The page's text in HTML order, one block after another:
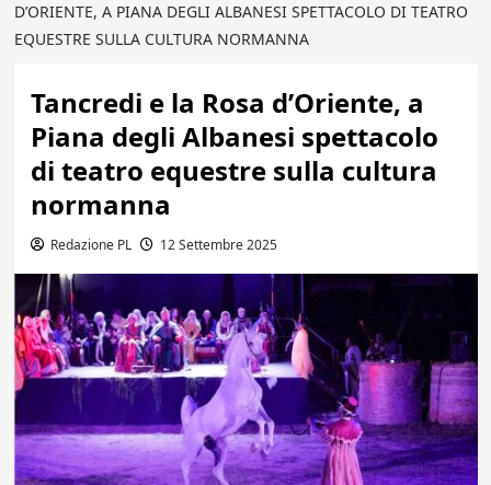
D’ORIENTE, A PIANA DEGLI ALBANESI SPETTACOLO DI TEATRO
EQUESTRE SULLA CULTURA NORMANNA
Tancredi e la Rosa d’Oriente, a
Piana degli Albanesi spettacolo
di teatro equestre sulla cultura
normanna
Redazione PL 12 Settembre 2025